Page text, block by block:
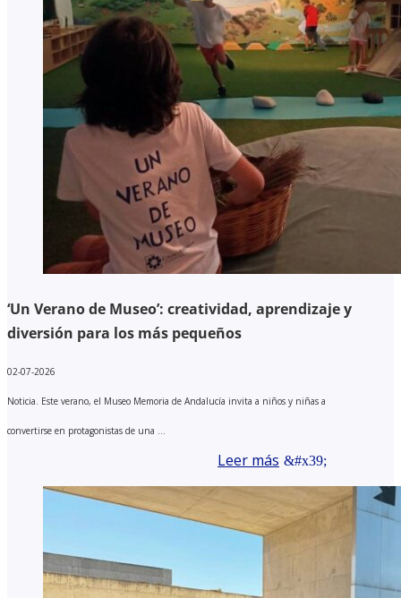
‘Un Verano de Museo’: creatividad, aprendizaje y
diversión para los más pequeños
02-07-2026
Noticia. Este verano, el Museo Memoria de Andalucía invita a niños y niñas a
convertirse en protagonistas de una ...
Leer más